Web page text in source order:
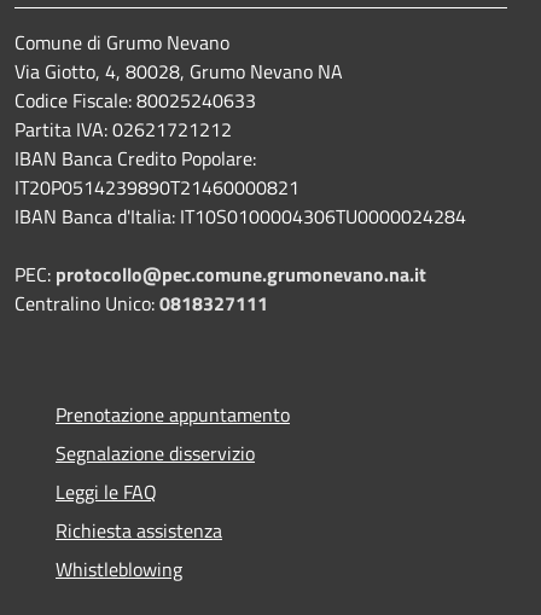
Comune di Grumo Nevano
Via Giotto, 4, 80028, Grumo Nevano NA
Codice Fiscale: 80025240633
Partita IVA: 02621721212
IBAN Banca Credito Popolare:
IT20P0514239890T21460000821
IBAN Banca d'Italia: IT10S0100004306TU0000024284
PEC: protocollo@pec.comune.grumonevano.na.it
Centralino Unico:0818327111
Prenotazione appuntamento
Segnalazione disservizio
Leggi le FAQ
Richiesta assistenza
Whistleblowing